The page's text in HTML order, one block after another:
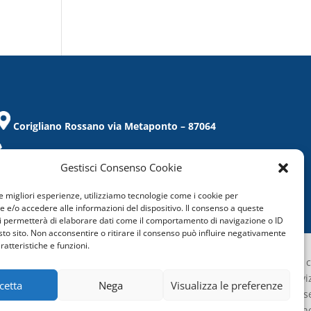
Gestisci Consenso Cookie
migliori esperienze, utilizziamo tecnologie come i cookie per
e/o accedere alle informazioni del dispositivo. Il consenso a queste
permetterà di elaborare dati come il comportamento di navigazione o ID
sito. Non acconsentire o ritirare il consenso può influire negativamente
e funzioni.
Nega Visualizza le preferenze
Corigliano Rossano via Metaponto – 87064
Tel. / Fax 0983/859021
C.F.: 97019860788
Confcommercio Cosenza é certificata
Sistema di Gestione aziendale del
Qualità
(UNI EN ISO 9001:2015) sia per la